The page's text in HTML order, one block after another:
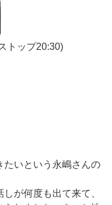
トップ20:30)
たいという永嶋さんの
が何度も出て来て、